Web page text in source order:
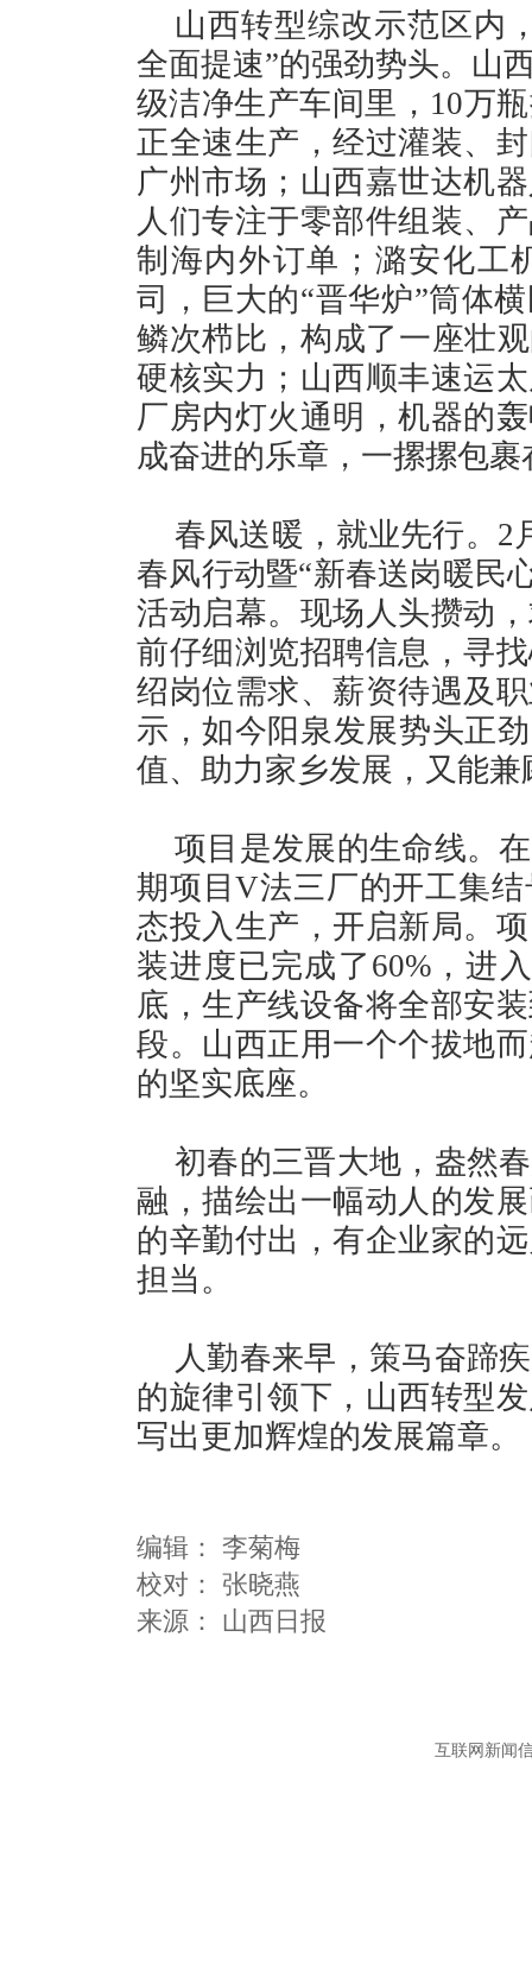
山西转型综改示范区内
全面提速”的强劲势头。山
级洁净生产车间里，10万
正全速生产，经过灌装、
广州市场；山西嘉世达机
人们专注于零部件组装、
制海内外订单；潞安化工
司，巨大的“晋华炉”筒体
鳞次栉比，构成了一座壮
硬核实力；山西顺丰速运
厂房内灯火通明，机器的
成奋进的乐章，一摞摞包
春风送暖，就业先行。2
春风行动暨“新春送岗暖民
活动启幕。现场人头攒动
前仔细浏览招聘信息，寻
绍岗位需求、薪资待遇及
示，如今阳泉发展势头正
值、助力家乡发展，又能
项目是发展的生命线。
期项目V法三厂的开工集
态投入生产，开启新局。
装进度已完成了60%，进
底，生产线设备将全部安
段。山西正用一个个拔地
的坚实底座。
初春的三晋大地，盎然
融，描绘出一幅动人的发
的辛勤付出，有企业家的
担当。
人勤春来早，策马奋蹄
的旋律引领下，山西转型
写出更加辉煌的发展篇章。
编辑： 李菊梅
校对： 张晓燕
互联网新闻